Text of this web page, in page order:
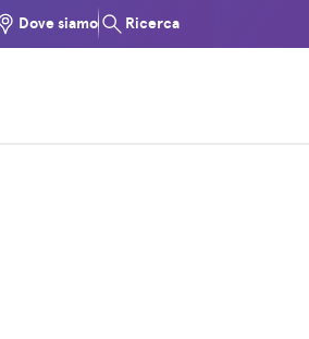
Dove siamo Ricerca